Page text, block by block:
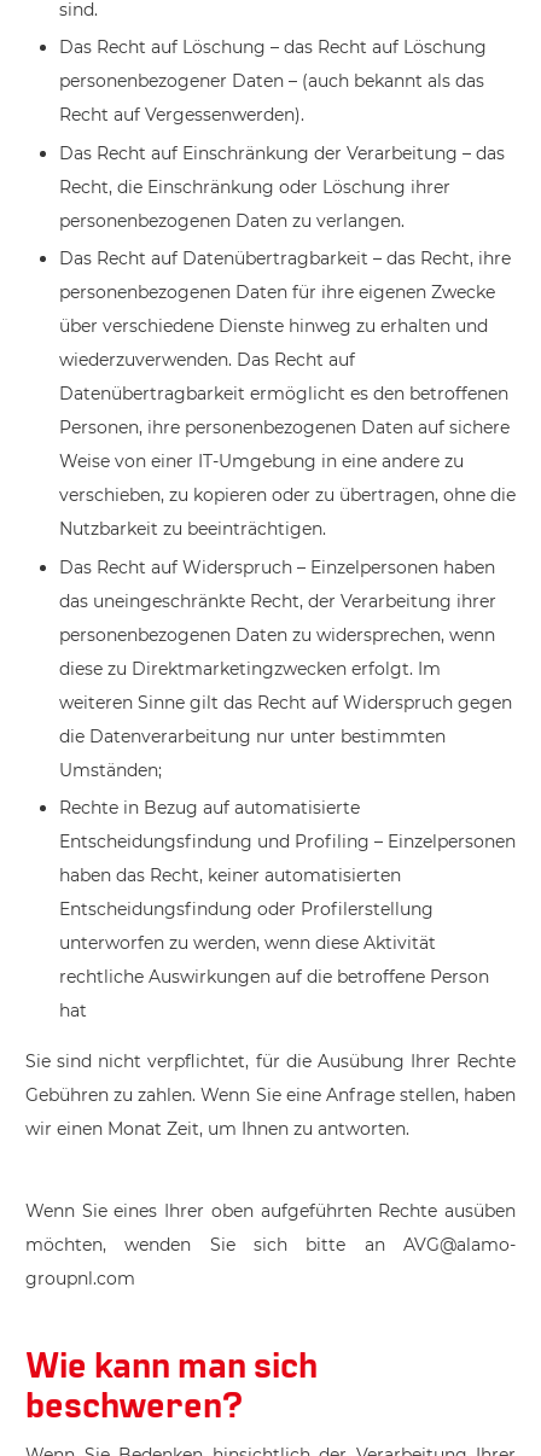
sind.
Das Recht auf Löschung – das Recht auf Löschung
personenbezogener Daten – (auch bekannt als das
Recht auf Vergessenwerden).
Das Recht auf Einschränkung der Verarbeitung – das
Recht, die Einschränkung oder Löschung ihrer
personenbezogenen Daten zu verlangen.
Das Recht auf Datenübertragbarkeit – das Recht, ihre
personenbezogenen Daten für ihre eigenen Zwecke
über verschiedene Dienste hinweg zu erhalten und
wiederzuverwenden. Das Recht auf
Datenübertragbarkeit ermöglicht es den betroffenen
Personen, ihre personenbezogenen Daten auf sichere
Weise von einer IT-Umgebung in eine andere zu
verschieben, zu kopieren oder zu übertragen, ohne die
Nutzbarkeit zu beeinträchtigen.
Das Recht auf Widerspruch – Einzelpersonen haben
das uneingeschränkte Recht, der Verarbeitung ihrer
personenbezogenen Daten zu widersprechen, wenn
diese zu Direktmarketingzwecken erfolgt. Im
weiteren Sinne gilt das Recht auf Widerspruch gegen
die Datenverarbeitung nur unter bestimmten
Umständen;
Rechte in Bezug auf automatisierte
Entscheidungsfindung und Profiling – Einzelpersonen
haben das Recht, keiner automatisierten
Entscheidungsfindung oder Profilerstellung
unterworfen zu werden, wenn diese Aktivität
rechtliche Auswirkungen auf die betroffene Person
hat
Sie sind nicht verpflichtet, für die Ausübung Ihrer Rechte
Gebühren zu zahlen. Wenn Sie eine Anfrage stellen, haben
wir einen Monat Zeit, um Ihnen zu antworten.
Wenn Sie eines Ihrer oben aufgeführten Rechte ausüben
möchten, wenden Sie sich bitte an AVG@alamo-
groupnl.com
Wie kann man sich
beschweren?